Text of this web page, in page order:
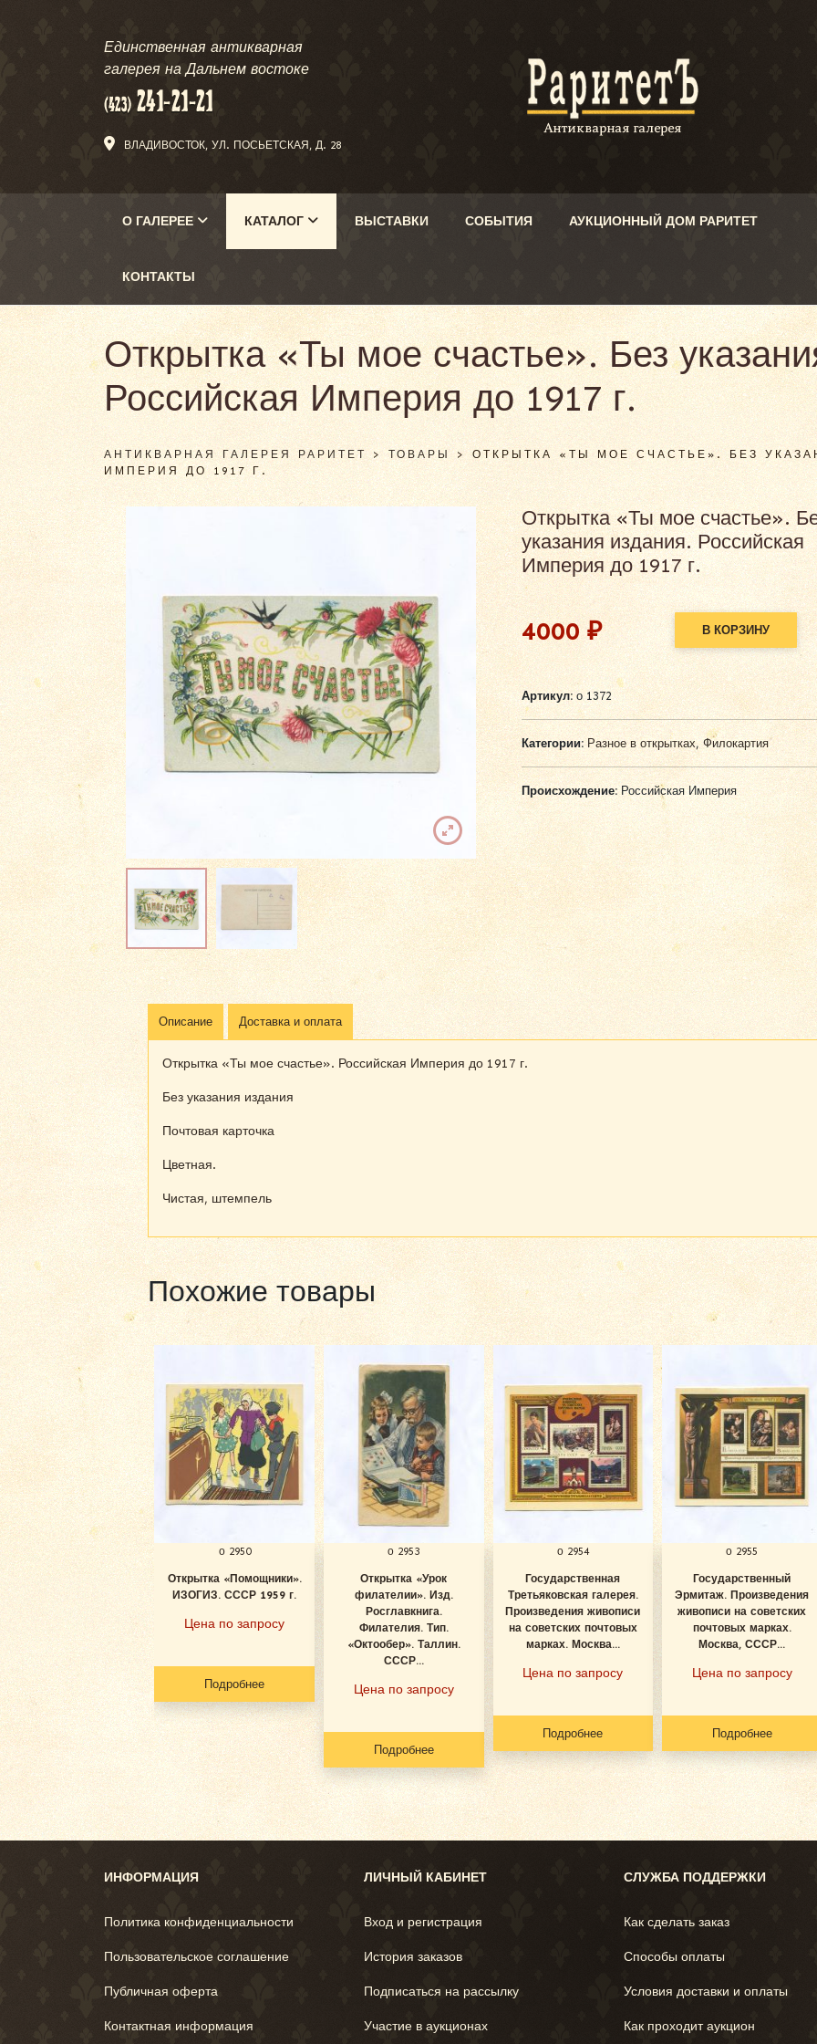
Единственная антикварная
галерея на Дальнем востоке
ВЛАДИВОСТОК, УЛ. ПОСЬЕТСКАЯ, Д. 28
О ГАЛЕРЕЕ КАТАЛОГ ВЫСТАВКИ СОБЫТИЯ АУКЦИОННЫЙ ДОМ РАРИТЕТ
КОНТАКТЫ
Открытка «Ты мое счастье». Без
Российская Империя до 1917 г.
АНТИКВАРНАЯ ГАЛЕРЕЯ РАРИТЕТ>ТОВАРЫ >ОТКРЫТКА «ТЫ МОЕ СЧАСТЬЕ». БЕЗ
ИМПЕРИЯ ДО 1917 Г.
Открытка «Ты мое счастье».
указания издания. Российская
Империя до 1917 г.
4000₽ В КОРЗИНУ
Alternative:
Артикул:о 1372
Категории: Разное в открытках,Филокартия
Происхождение:Российская Империя
Описание Доставка и оплата
Открытка «Ты мое счастье». Российская Империя до 1917 г.
Без указания издания
Почтовая карточка
Цветная.
Чистая, штемпель
Похожие товары
о 2950
Открытка «Помощники».
ИЗОГИЗ. СССР 1959 г.
Цена по запросу
Подробнее
о 2953
Открытка «Урок
филателии». Изд.
Росглавкнига.
Филателия. Тип.
«Октообер». Таллин.
СССР...
Цена по запросу
Подробнее
о 2954
Государственная
Третьяковская галерея.
Произведения живописи
на советских почтовых
марках. Москва...
Цена по запросу
Подробнее
о 2955
Государственный
Эрмитаж. Произведения
живописи на советских
почтовых марках.
Москва, СССР...
Цена по запросу
Подробнее
ИНФОРМАЦИЯ
Политика конфиденциальности
Пользовательское соглашение
Публичная оферта
Контактная информация
ЛИЧНЫЙ КАБИНЕТ
Вход и регистрация
История заказов
Подписаться на рассылку
Участие в аукционах
СЛУЖБА ПОДДЕРЖКИ
Как сделать заказ
Способы оплаты
Условия доставки и оплаты
Как проходит аукцион